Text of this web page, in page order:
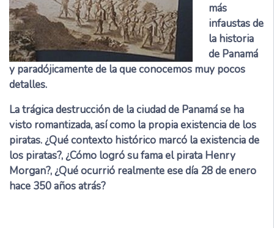
más
infaustas de
la historia
de Panamá
y paradójicamente de la que conocemos muy pocos
detalles.
La trágica destrucción de la ciudad de Panamá se ha
visto romantizada, así como la propia existencia de los
piratas. ¿Qué contexto histórico marcó la existencia de
los piratas?, ¿Cómo logró su fama el pirata Henry
Morgan?, ¿Qué ocurrió realmente ese día 28 de enero
hace 350 años atrás?